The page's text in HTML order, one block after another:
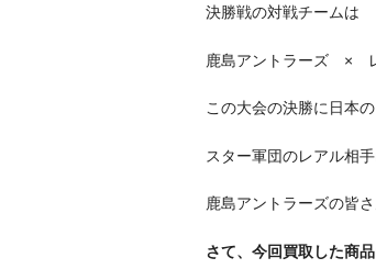
決勝戦の対戦チームは
鹿島アントラーズ ×
この大会の決勝に日本
スター軍団のレアル相
鹿島アントラーズの皆
さて、今回買取した商